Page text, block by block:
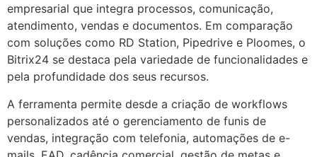
empresarial que integra processos, comunicação,
atendimento, vendas e documentos. Em comparação
com soluções como RD Station, Pipedrive e Ploomes, o
Bitrix24 se destaca pela variedade de funcionalidades e
pela profundidade dos seus recursos.
A ferramenta permite desde a criação de workflows
personalizados até o gerenciamento de funis de
vendas, integração com telefonia, automações de e-